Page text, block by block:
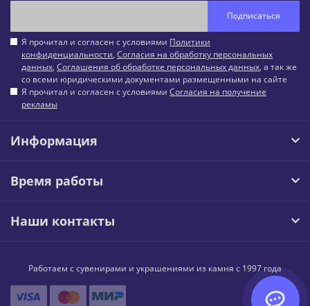
Подписаться
Я прочитал и согласен с условиями Политики
конфиденциальности, Согласия на обработку персональных
данных, Соглашения об обработке персональных данных, а так же
со всеми юридическими документами размещенными на сайте
Я прочитал и согласен с условиями Согласия на получение
рекламы
Информация
Время работы
Наши контакты
Работаем с сувенирами и украшениями из камня с 1997 года